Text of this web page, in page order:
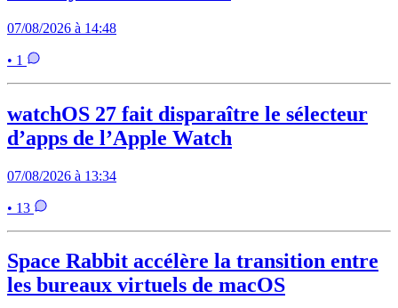
07/08/2026 à 14:48
• 1
watchOS 27 fait disparaître le sélecteur
d’apps de l’Apple Watch
07/08/2026 à 13:34
• 13
Space Rabbit accélère la transition entre
les bureaux virtuels de macOS